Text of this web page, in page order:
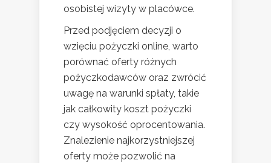
osobistej wizyty w placówce.
Przed podjęciem decyzji o
wzięciu pożyczki online, warto
porównać oferty różnych
pożyczkodawców oraz zwrócić
uwagę na warunki spłaty, takie
jak całkowity koszt pożyczki
czy wysokość oprocentowania.
Znalezienie najkorzystniejszej
oferty może pozwolić na